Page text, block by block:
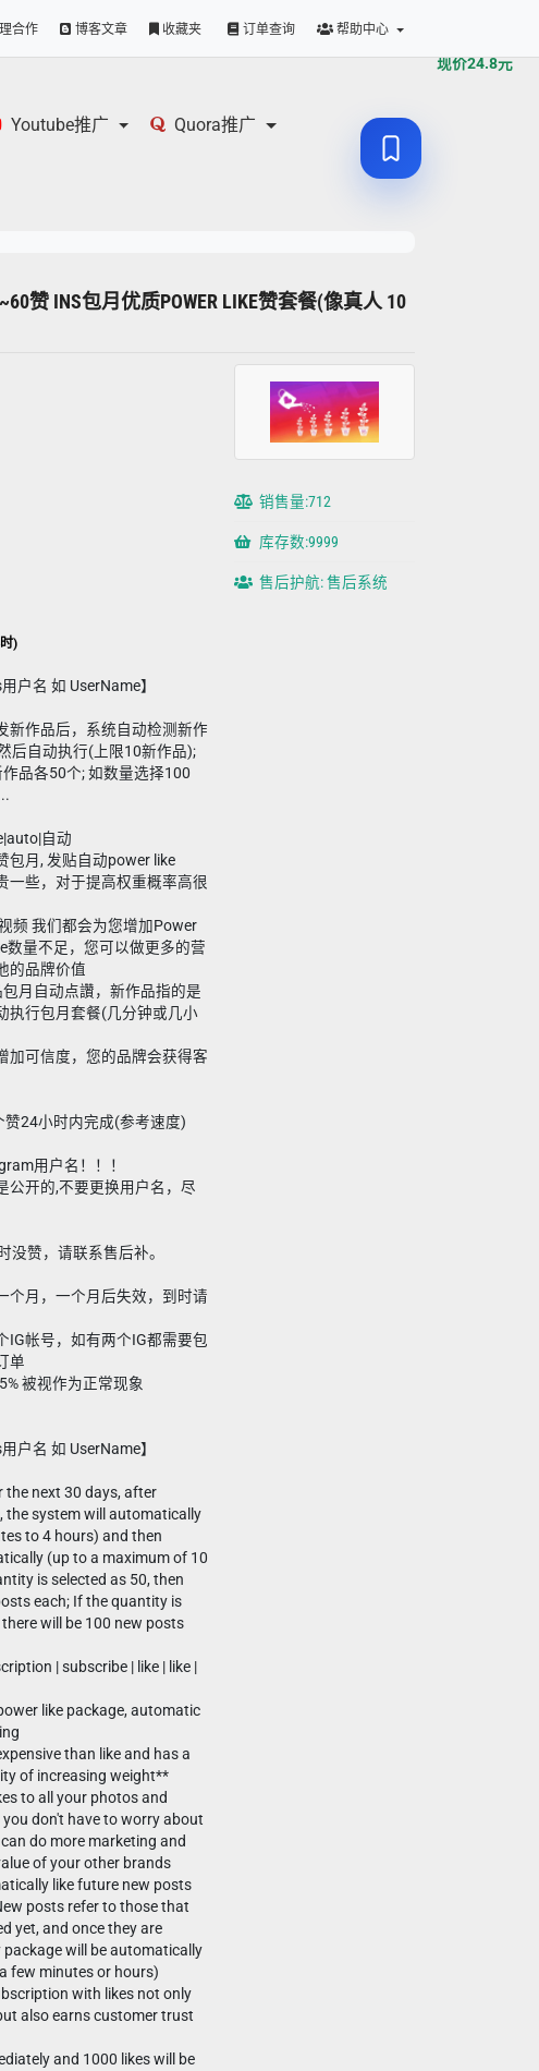
合作 博客文章 收藏夹 订单查询 帮助中心
Youtube推广 Quora推广
现价24.8元
赞 INS包月优质POWER LIKE赞套餐(像真人 10
)
户名 如 UserName】
新作品后，系统自动检测新作
后自动执行(上限10新作品);
品各50个; 如数量选择100
自动
包月, 发贴自动power like
一些，对于提高权重概率高很
频 我们都会为您增加Power
数量不足，您可以做更多的营
的品牌价值
月自动点讚，新作品指的是
执行包月套餐(几分钟或几小
加可信度，您的品牌会获得客
24小时内完成(参考速度)
用户名！！！
公开的,不要更换用户名，尽
没赞，请联系售后补。
个月，一个月后失效，到时请
IG帐号，如有两个IG都需要包
单
被视作为正常现象
户名 如 UserName】
the next 30 days, after
the system will automatically
to 4 hours) and then
(up to a maximum of 10
is selected as 50, then
each; If the quantity is
will be 100 new posts
| subscribe | like | like |
like package, automatic
than like and has a
of increasing weight**
to all your photos and
don't have to worry about
do more marketing and
of your other brands
like future new posts
posts refer to those that
yet, and once they are
package will be automatically
few minutes or hours)
with likes not only
also earns customer trust
and 1000 likes will be
销售量:712
库存数:9999
售后护航: 售后系统